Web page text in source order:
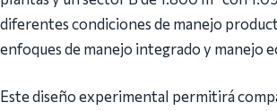
diferentes condiciones de manejo
enfoques de manejo integrado y manejo
Este diseño experimental permitirá